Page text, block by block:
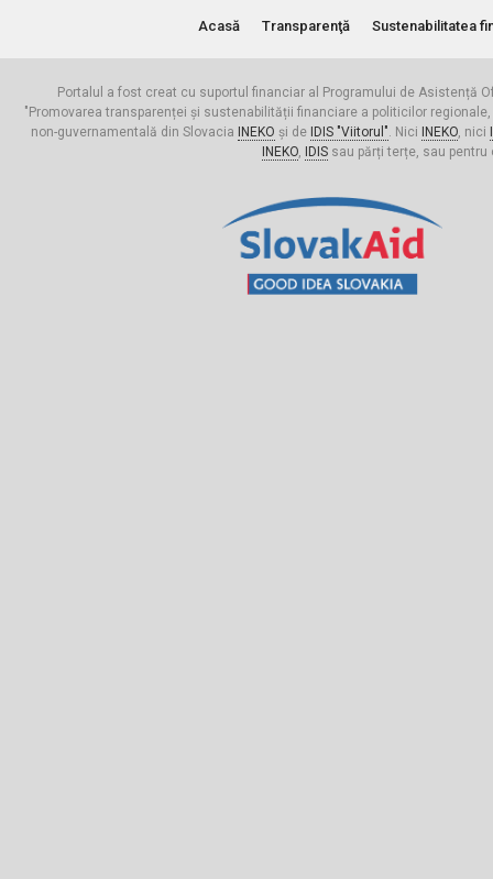
Acasă Transparenţă Sustenabilitatea
Portalul a fost creat cu suportul financiar al Programului de Asistență
"Promovarea transparenței și sustenabilității financiare a politicilor
non-guvernamentală din Slovacia
INEKO și de IDIS "Viitorul". Nici INEKO, nici
INEKO, IDISsau părți terțe, sau pentru